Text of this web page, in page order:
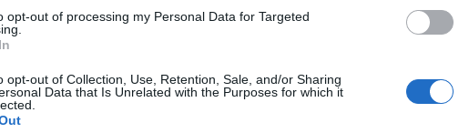
opt-out of processing my Personal Data for Targeted
opt-out of Collection, Use, Retention, Sale, and/or Sharing
Data that Is Unrelated with the Purposes for which it
της αγωνιστικής να λάβουν μέρος στην τελική
που έχουν τις προϋποθέσεις πρόκρισης που
Χατζηδάκη Ζαχαρούλα - Μανωλάκου
- Πουλίδα Λύδια -Παγιατάκη Εύα )